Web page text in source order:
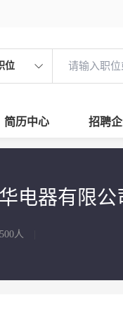
位
简历中心 招聘
电器有限公
人